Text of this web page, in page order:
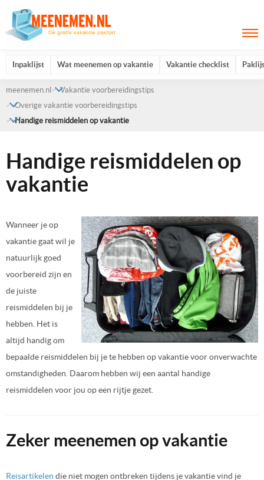
Inpaklijst Wat meenemen op vakantie Vakantie checklist
meenemen.nl
Vakantie voorbereidingstips
Overige vakantie voorbereidingstips
Handige reismiddelen op vakantie
Handige reismiddelen op
vakantie
Wanneer je op
vakantie gaat wil je
natuurlijk goed
voorbereid zijn en
de juiste
reismiddelen bij je
hebben. Het is
altijd handig om
bepaalde reismiddelen bij je te hebben op vakantie voor onverwachte
omstandigheden. Daarom hebben wij een aantal handige
reismiddelen voor jou op een rijtje gezet.
Zeker meenemen op vakantie
Reisartikelen die niet mogen ontbreken tijdens je vakantie vind je